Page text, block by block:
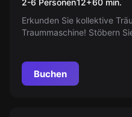
2-6 Personen12+60 min.
Erkunden Sie kollektive
Traummaschine! Stöbern
Albträumen...
Buchen